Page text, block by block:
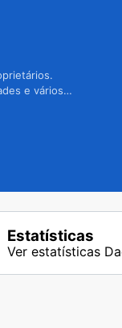
e vários
Estatísticas
Ver estatísticas